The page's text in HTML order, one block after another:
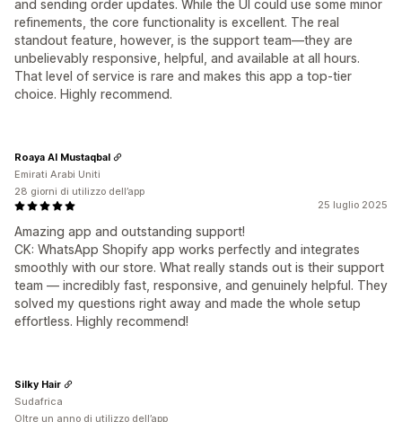
and sending order updates. While the UI could use some minor
refinements, the core functionality is excellent. The real
standout feature, however, is the support team—they are
unbelievably responsive, helpful, and available at all hours.
That level of service is rare and makes this app a top-tier
choice. Highly recommend.
25 luglio 2025
Amazing app and outstanding support!
CK: WhatsApp Shopify app works perfectly and integrates
smoothly with our store. What really stands out is their support
team — incredibly fast, responsive, and genuinely helpful. They
solved my questions right away and made the whole setup
effortless. Highly recommend!
Roaya Al Mustaqbal
Emirati Arabi Uniti
28 giorni di utilizzo dell’app
Silky Hair
Sudafrica
Oltre un anno di utilizzo dell’app